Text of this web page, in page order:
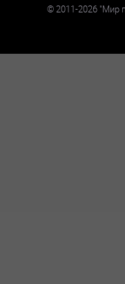
©2011-2026 "Мир